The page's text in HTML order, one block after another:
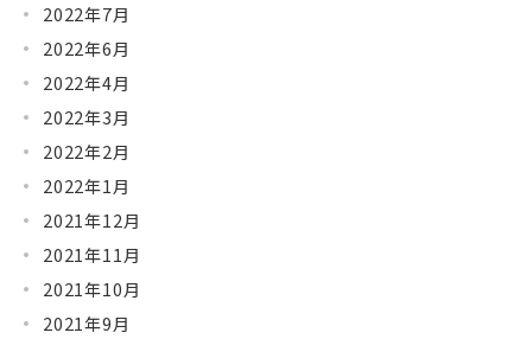
2022年7月
2022年6月
2022年4月
2022年3月
2022年2月
2022年1月
2021年12月
2021年11月
2021年10月
2021年9月